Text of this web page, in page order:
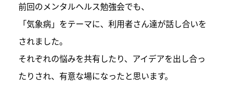
前回のメンタルヘルス勉強会でも、
「気象病」をテーマに、利用者さん達が話し合いを
されました。
それぞれの悩みを共有したり、アイデアを出し合っ
たりされ、有意な場になったと思います。